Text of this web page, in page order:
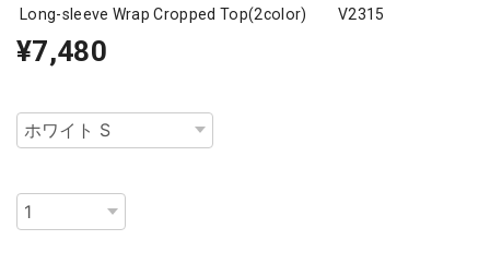
Long-sleeve Wrap Cropped Top(2color) V2315
¥7,480